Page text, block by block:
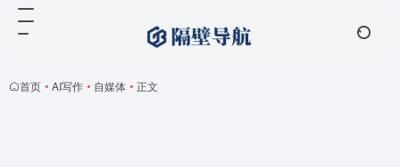
首页 • AI写作 • 自媒体 • 正文